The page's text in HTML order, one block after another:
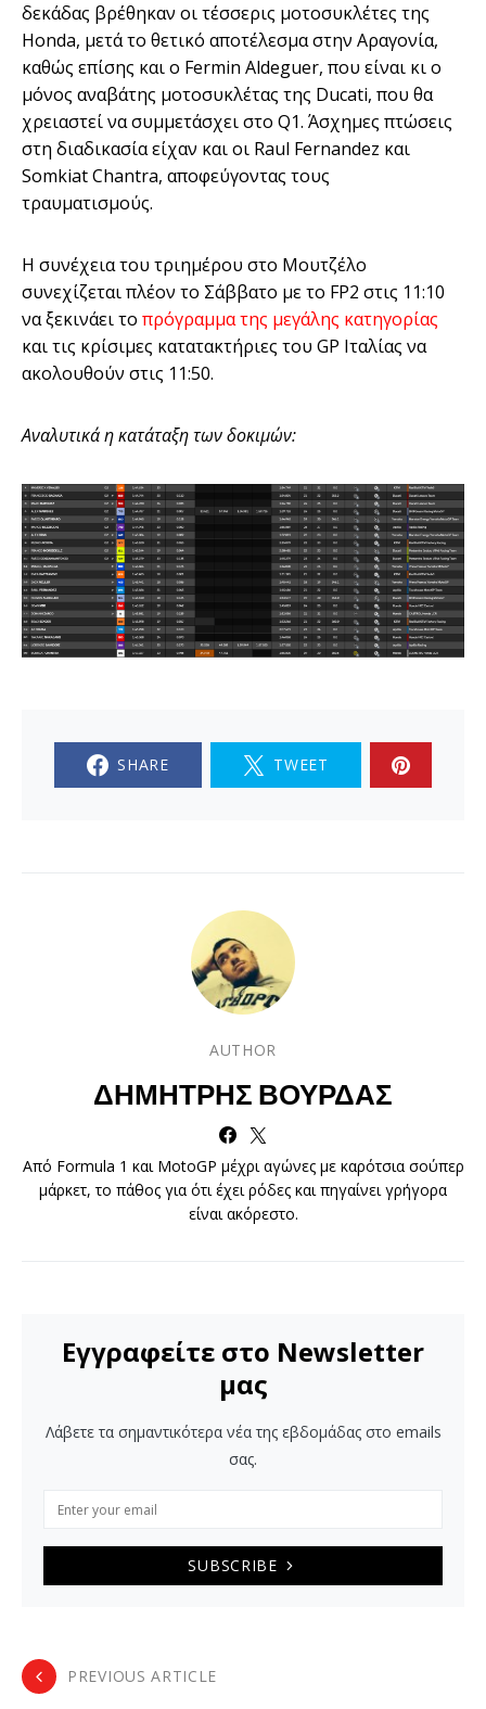
δεκάδας βρέθηκαν οι τέσσερις μοτοσυκλέτες της
Honda, μετά το θετικό αποτέλεσμα στην Αραγονία,
καθώς επίσης και ο Fermin Aldeguer, που είναι κι ο
μόνος αναβάτης μοτοσυκλέτας της Ducati, που θα
χρειαστεί να συμμετάσχει στο Q1. Άσχημες πτώσεις
στη διαδικασία είχαν και οι Raul Fernandez και
Somkiat Chantra, αποφεύγοντας τους
τραυματισμούς.
Η συνέχεια του τριημέρου στο Μουτζέλο
συνεχίζεται πλέον το Σάββατο με το FP2 στις 11:10
να ξεκινάει το πρόγραμμα της μεγάλης κατηγορίας
και τις κρίσιμες κατατακτήριες του GP Ιταλίας να
ακολουθούν στις 11:50.
Αναλυτικά η κατάταξη των δοκιμών:
SHARE TWEET
AUTHOR
ΔΗΜΉΤΡΗΣ ΒΟΎΡΔΑΣ
Από Formula 1 και MotoGP μέχρι αγώνες με καρότσια σούπερ
μάρκετ, το πάθος για ότι έχει ρόδες και πηγαίνει γρήγορα
είναι ακόρεστο.
Εγγραφείτε στο Newsletter
μας
Λάβετε τα σημαντικότερα νέα της εβδομάδας στο emails
σας.
SUBSCRIBE
PREVIOUS ARTICLE